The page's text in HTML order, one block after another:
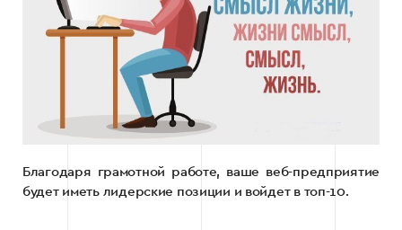
Благодаря грамотной работе, ваше веб-предприятие
будет иметь лидерские позиции и войдет в топ-10.